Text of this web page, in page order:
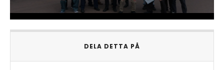
DELA DETTA PÅ